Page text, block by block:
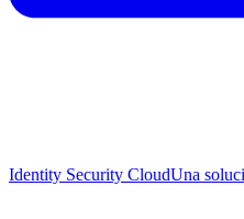
Identity Security CloudUna